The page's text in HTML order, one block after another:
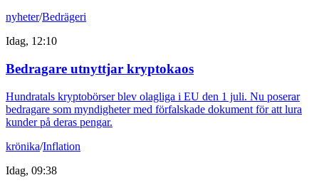
nyheter/Bedrägeri
Idag, 12:10
Bedragare utnyttjar kryptokaos
Hundratals kryptobörser blev olagliga i EU den 1 juli. Nu poserar
bedragare som myndigheter med förfalskade dokument för att lura
kunder på deras pengar.
krönika/Inflation
Idag, 09:38